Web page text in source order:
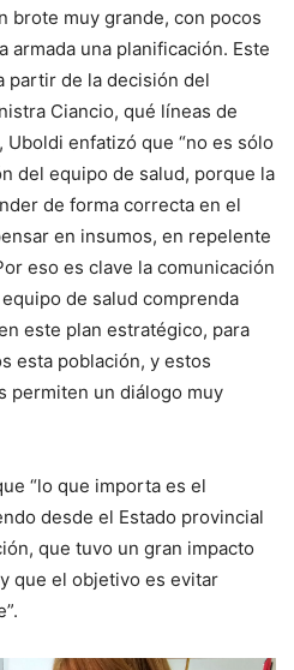
brote muy grande, con pocos
armada una planificación. Este
partir de la decisión del
Ciancio, qué líneas de
Uboldi enfatizó que “no es sólo
del equipo de salud, porque la
de forma correcta en el
en insumos, en repelente
eso es clave la comunicación
de salud comprenda
este plan estratégico, para
esta población, y estos
permiten un diálogo muy
“lo que importa es el
desde el Estado provincial
que tuvo un gran impacto
que el objetivo es evitar